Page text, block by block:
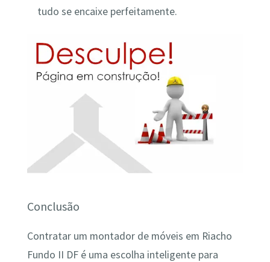
tudo se encaixe perfeitamente.
Conclusão
Contratar um montador de móveis em Riacho
Fundo II DF é uma escolha inteligente para